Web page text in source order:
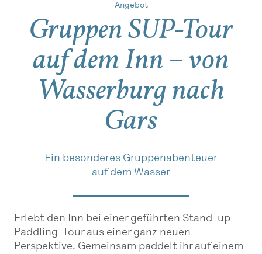
Angebot
Gruppen SUP-Tour
auf dem Inn – von
Wasserburg nach
Gars
Ein besonderes Gruppenabenteuer
auf dem Wasser
Erlebt den Inn bei einer geführten Stand-up-
Paddling-Tour aus einer ganz neuen
Perspektive. Gemeinsam paddelt ihr auf einem